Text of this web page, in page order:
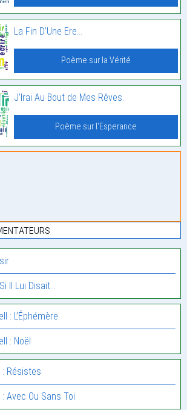
La Fin D’Une Ere…
Poème sur la Vérité
J’Irai Au Bout de Mes Rêves.
Poème sur l'Esperance
Il Lui Disait…
: L’Éphémère
: Noël
: Résistes
: Avec Ou Sans Toi